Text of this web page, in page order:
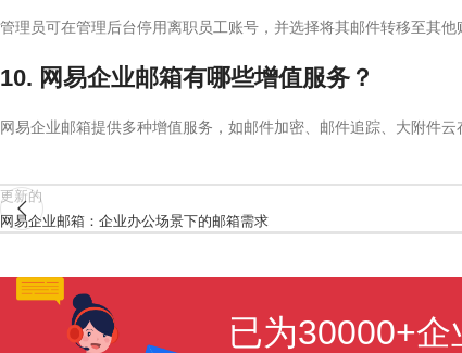
管理员可在管理后台停用离职员工账号，并选择将其邮件转移至其
10. 网易企业邮箱有哪些增值服务？
网易企业邮箱提供多种增值服务，如邮件加密、邮件追踪、大附件
更新的
网易企业邮箱：企业办公场景下的邮箱需求
已为30000+